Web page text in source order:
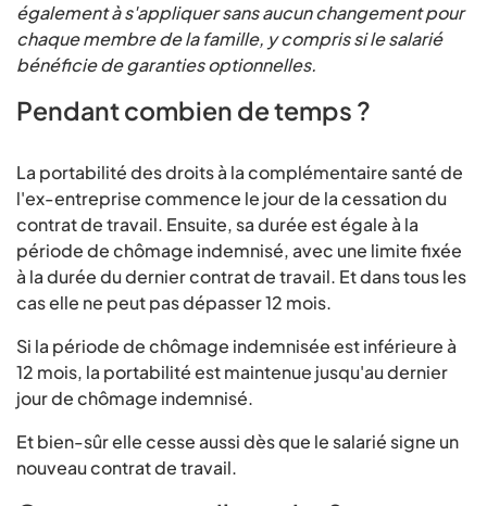
également à s'appliquer sans aucun changement pour
chaque membre de la famille, y compris si le salarié
bénéficie de garanties optionnelles.
Pendant combien de temps ?
La portabilité des droits à la complémentaire santé de
l'ex-entreprise commence le jour de la cessation du
contrat de travail. Ensuite, sa durée est égale à la
période de chômage indemnisé, avec une limite fixée
à la durée du dernier contrat de travail. Et dans tous les
cas elle ne peut pas dépasser 12 mois.
Si la période de chômage indemnisée est inférieure à
12 mois, la portabilité est maintenue jusqu'au dernier
jour de chômage indemnisé.
Et bien-sûr elle cesse aussi dès que le salarié signe un
nouveau contrat de travail.